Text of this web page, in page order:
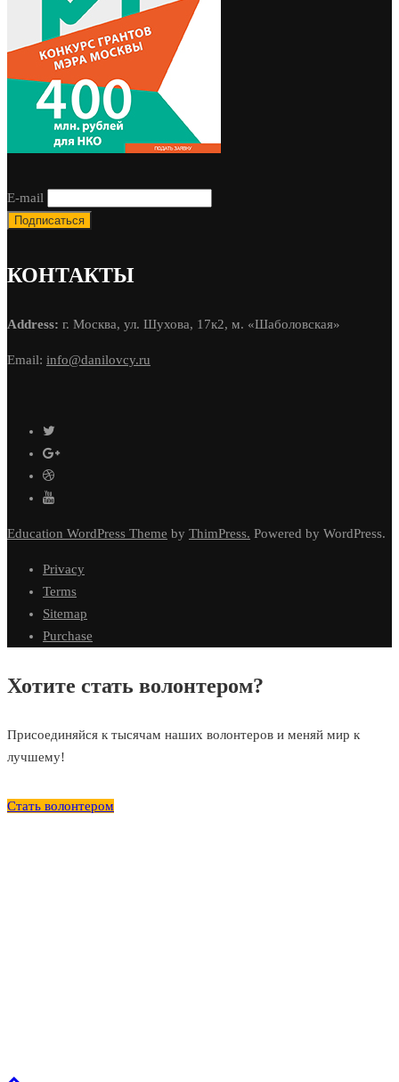
E-mail
КОНТАКТЫ
Address: г. Москва, ул. Шухова, 17к2, м. «Шаболовская»
Email: info@danilovcy.ru
Education WordPress Theme by ThimPress. Powered by WordPress.
Privacy
Terms
Sitemap
Purchase
Хотите стать волонтером?
Присоединяйся к тысячам наших волонтеров и меняй мир к
лучшему!
Стать волонтером